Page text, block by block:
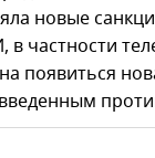
новые
частности
появиться